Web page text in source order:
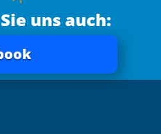
uns auch: